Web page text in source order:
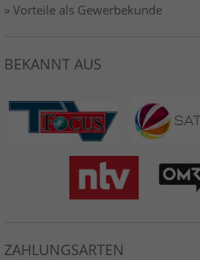
» Vorteile als Gewerbekunde
BEKANNT AUS
ZAHLUNGSARTEN